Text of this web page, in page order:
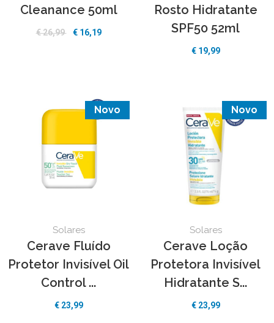
Cleanance 50ml
€ 26,99 € 16,19
Rosto Hidratante
SPF50 52ml
€ 19,99
Novo
Solares
Cerave Fluído
Protetor Invisível Oil
Control ...
€ 23,99
Novo
Solares
Cerave Loção
Protetora Invisível
Hidratante S...
€ 23,99